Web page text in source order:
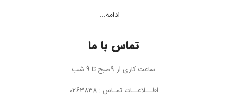
ادامه...
تماس با ما
ساعت کاری از 9صبح تا 9 شب
اطــلاعــات تمـاس : 0263838